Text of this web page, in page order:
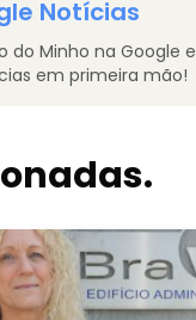
Notícias
do Minho na Google e
em primeira mão!